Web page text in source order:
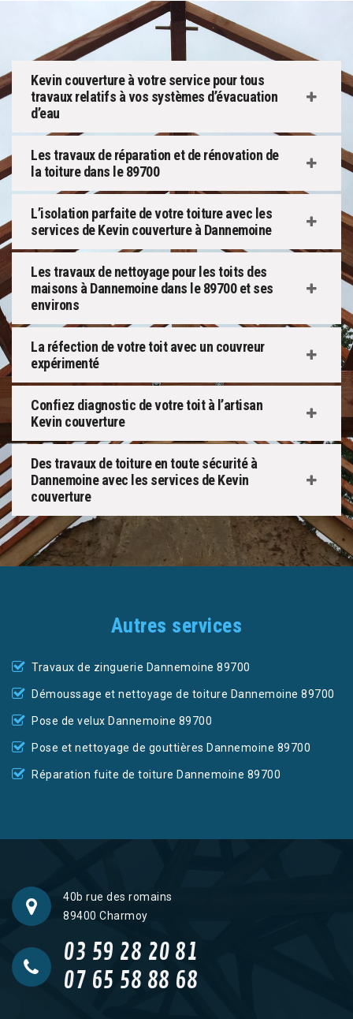
Kevin couverture à votre service pour tous
travaux relatifs à vos systèmes d’évacuation
d’eau
Les travaux de réparation et de rénovation de
la toiture dans le 89700
L’isolation parfaite de votre toiture avec les
services de Kevin couverture à Dannemoine
Les travaux de nettoyage pour les toits des
maisons à Dannemoine dans le 89700 et ses
environs
La réfection de votre toit avec un couvreur
expérimenté
Confiez diagnostic de votre toit à l’artisan
Kevin couverture
Des travaux de toiture en toute sécurité à
Dannemoine avec les services de Kevin
couverture
Autres services
Travaux de zinguerie Dannemoine 89700
Démoussage et nettoyage de toiture Dannemoine 89700
Pose de velux Dannemoine 89700
Pose et nettoyage de gouttières Dannemoine 89700
Réparation fuite de toiture Dannemoine 89700
40b rue des romains
89400 Charmoy
03 59 28 20 81
07 65 58 88 68